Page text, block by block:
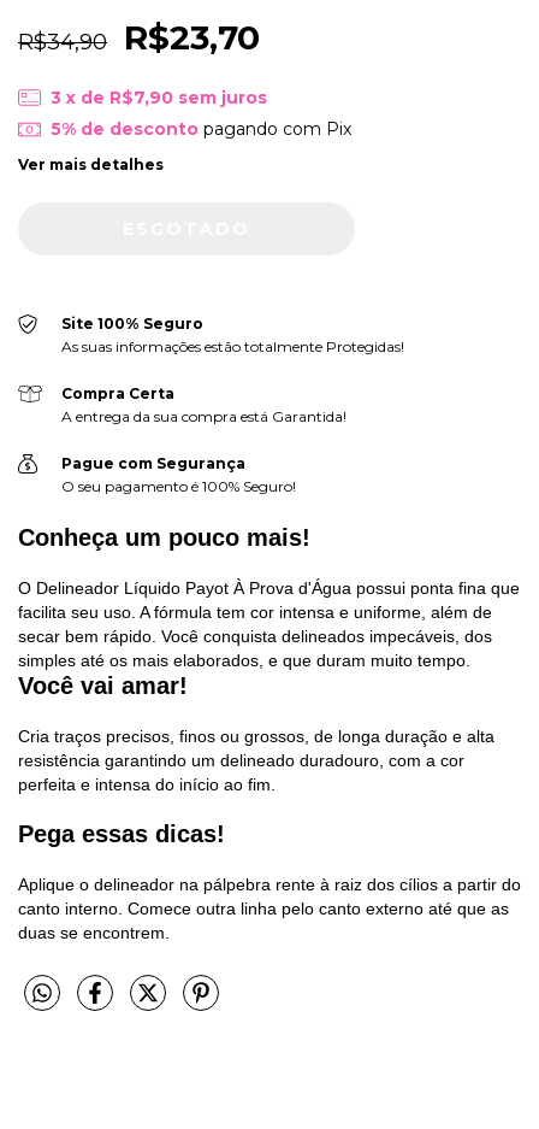
R$34,90 R$23,70
3 x de R$7,90 sem juros
5% de descontopagando com Pix
Ver mais detalhes
Site 100% Seguro
As suas informações estão totalmente Protegidas!
Compra Certa
A entrega da sua compra está Garantida!
Pague com Segurança
O seu pagamento é 100% Seguro!
Conheça um pouco mais!
O Delineador Líquido Payot À Prova d'Água possui ponta fina que
facilita seu uso. A fórmula tem cor intensa e uniforme, além de
secar bem rápido. Você conquista delineados impecáveis, dos
simples até os mais elaborados, e que duram muito tempo.
Você vai amar!
Cria traços precisos, finos ou grossos, de longa duração e alta
resistência garantindo um delineado duradouro, com a cor
perfeita e intensa do início ao fim.
Pega essas dicas!
Aplique o delineador na pálpebra rente à raiz dos cílios a partir do
canto interno. Comece outra linha pelo canto externo até que as
duas se encontrem.